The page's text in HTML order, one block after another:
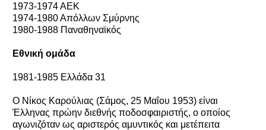
1973-1974 ΑΕΚ
1974-1980 Απόλλων Σμύρνης
1980-1988 Παναθηναϊκός
Εθνική ομάδα
1981-1985 Ελλάδα 31
O Νίκος Καρούλιας (Σάμος, 25 Μαΐου 1953) είναι
Έλληνας πρώην διεθνής ποδοσφαιριστής, ο οποίος
αγωνιζόταν ως αριστερός αμυντικός και μετέπειτα